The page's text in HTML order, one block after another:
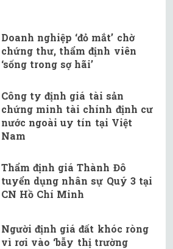
Doanh nghiệp ‘đỏ mắt’ chờ
chứng thư, thẩm định viên
‘sống trong sợ hãi’
Công ty định giá tài sản
chứng minh tài chính định cư
nước ngoài uy tín tại Việt
Nam
Thẩm định giá Thành Đô
tuyển dụng nhân sự Quý 3 tại
CN Hồ Chí Minh
Người định giá đất khóc ròng
vì rơi vào ‘bẫy thị trường